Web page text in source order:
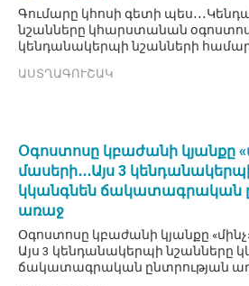
Գումարը կհոսի գետի
նշանները կհարստանան
կենդանակերպի նշանների
ԱՍՏՂԱԳՈՒՇԱԿ
Օգոստոսը կբաժանի կյանքը
մասերի․․․Այս 3
կկանգնեն ճակատագրական
առաջ
Օգոստոսը կբաժանի կյանքը
Այս 3 կենդանակերպի նշանները
ճակատագրական ընտրության